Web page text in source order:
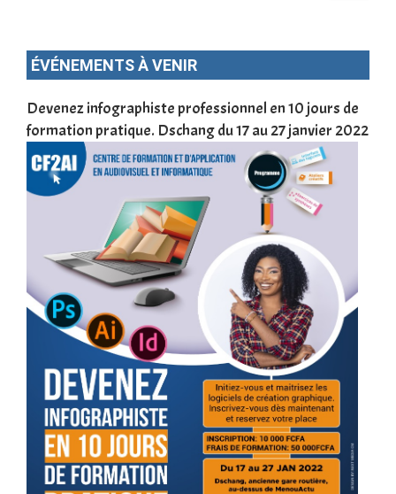
ÉVÉNEMENTS À VENIR
Devenez infographiste professionnel en 10 jours de
formation pratique. Dschang du 17 au 27 janvier 2022